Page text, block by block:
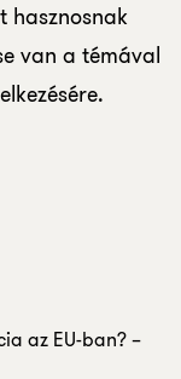
hasznosnak
van a témával
az EU-ban? –